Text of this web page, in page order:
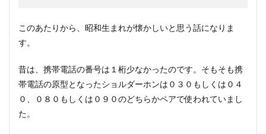
このあたりから、昭和生まれが懐かしいと思う話になりま
す。
昔は、携帯電話の番号は１桁少なかったのです。そもそも携
帯電話の原型となったショルダーホンは０３０もしくは０４
０、０８０もしくは０９０のどちらかペアで使われていまし
た。